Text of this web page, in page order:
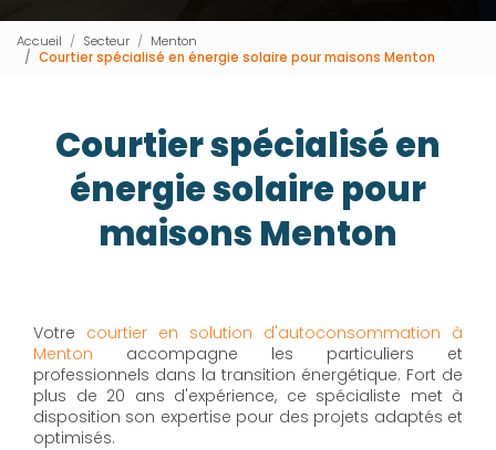
Accueil Secteur
Menton
Courtier spécialisé en énergie solaire pour maisons Menton
Courtier spécialisé en
énergie solaire pour
maisons Menton
Votre courtier en solution d'autoconsommation à
Menton accompagne les particuliers et
professionnels dans la transition énergétique. Fort de
plus de 20 ans d'expérience, ce spécialiste met à
disposition son expertise pour des projets adaptés et
optimisés.